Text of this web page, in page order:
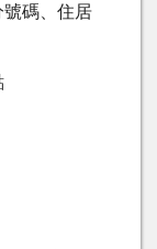
碼、住居